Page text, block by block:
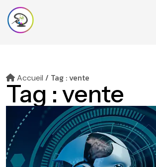
Accueil / Tag : vente
Tag : vente